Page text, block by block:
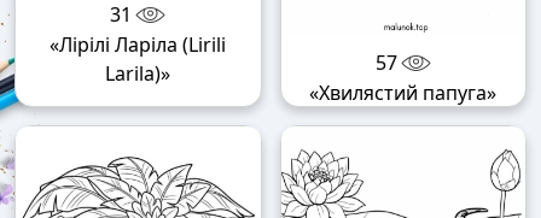
31
«Лірілі Ларіла (Lirili
Larila)»
57
«Хвилястий папуга»